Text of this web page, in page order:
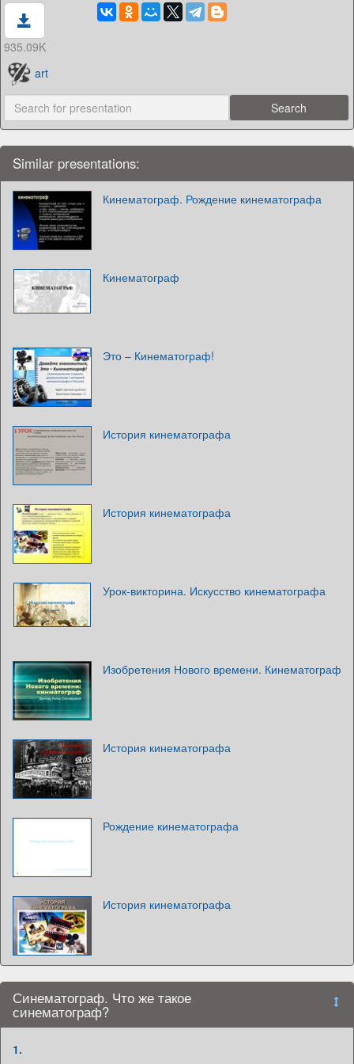
935.09K
art
Similar presentations:
Кинематограф. Рождение кинематографа
Кинематограф
Это – Кинематограф!
История кинематографа
История кинематографа
Урок-викторина. Искусство кинематографа
Изобретения Нового времени. Кинематограф
История кинематографа
Рождение кинематографа
История кинематографа
Синематограф. Что же такое
синематограф?
1.